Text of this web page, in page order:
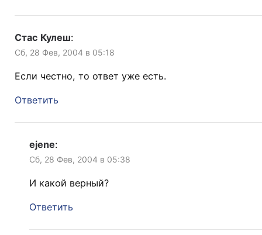
Стас Кулеш:
Сб, 28 Фев, 2004 в 05:18
Если честно, то ответ уже есть.
Ответить
ejene:
Сб, 28 Фев, 2004 в 05:38
И какой верный?
Ответить